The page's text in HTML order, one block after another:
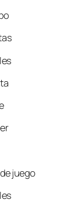
juego